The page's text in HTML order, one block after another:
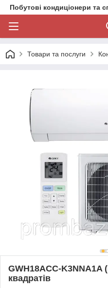
Побутові кондиціонери та
Товари та послуги
GWH18ACС-K3NNA1A
квадратів